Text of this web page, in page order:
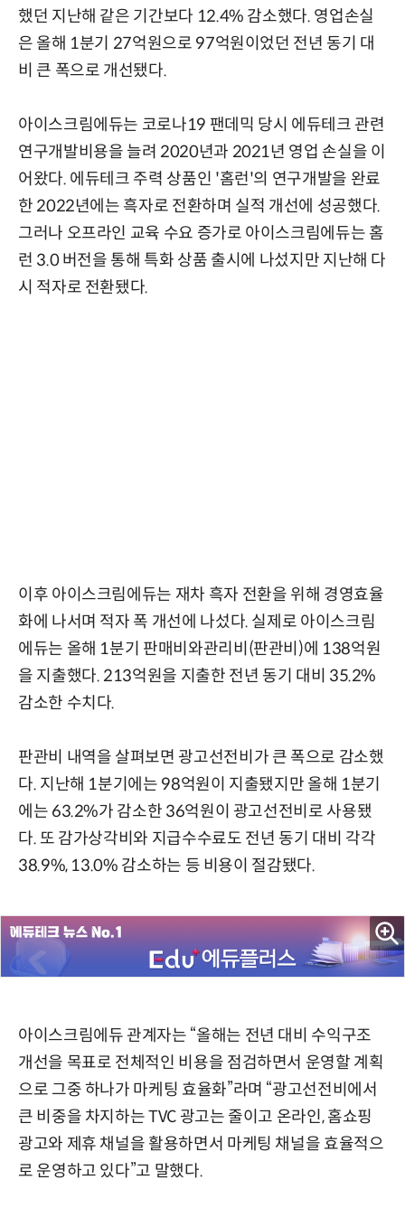
했던 지난해 같은 기간보다 12.4% 감소했다. 영업손실
은 올해 1분기 27억원으로 97억원이었던 전년 동기 대
비 큰 폭으로 개선됐다.
아이스크림에듀는 코로나19 팬데믹 당시 에듀테크 관련
연구개발비용을 늘려 2020년과 2021년 영업 손실을 이
어왔다. 에듀테크 주력 상품인 '홈런'의 연구개발을 완료
한 2022년에는 흑자로 전환하며 실적 개선에 성공했다.
그러나 오프라인 교육 수요 증가로 아이스크림에듀는 홈
런 3.0 버전을 통해 특화 상품 출시에 나섰지만 지난해 다
시 적자로 전환됐다.
이후 아이스크림에듀는 재차 흑자 전환을 위해 경영효율
화에 나서며 적자 폭 개선에 나섰다. 실제로 아이스크림
에듀는 올해 1분기 판매비와관리비(판관비)에 138억원
을 지출했다. 213억원을 지출한 전년 동기 대비 35.2%
감소한 수치다.
판관비 내역을 살펴보면 광고선전비가 큰 폭으로 감소했
다. 지난해 1분기에는 98억원이 지출됐지만 올해 1분기
에는 63.2%가 감소한 36억원이 광고선전비로 사용됐
다. 또 감가상각비와 지급수수료도 전년 동기 대비 각각
38.9%, 13.0% 감소하는 등 비용이 절감됐다.
아이스크림에듀 관계자는 “올해는 전년 대비 수익구조
개선을 목표로 전체적인 비용을 점검하면서 운영할 계획
으로 그중 하나가 마케팅 효율화”라며 “광고선전비에서
큰 비중을 차지하는 TVC 광고는 줄이고 온라인, 홈쇼핑
광고와 제휴 채널을 활용하면서 마케팅 채널을 효율적으
로 운영하고 있다”고 말했다.